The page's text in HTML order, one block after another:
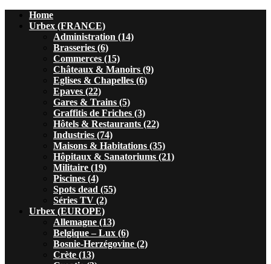
Home
Urbex (FRANCE)
Administration (14)
Brasseries (6)
Commerces (15)
Châteaux & Manoirs (9)
Eglises & Chapelles (6)
Epaves (22)
Gares & Trains (5)
Graffitis de Friches (3)
Hôtels & Restaurants (22)
Industries (74)
Maisons & Habitations (35)
Hôpitaux & Sanatoriums (21)
Militaire (19)
Piscines (4)
Spots dead (55)
Séries TV (2)
Urbex (EUROPE)
Allemagne (13)
Belgique – Lux (6)
Bosnie-Herzégovine (2)
Crète (13)